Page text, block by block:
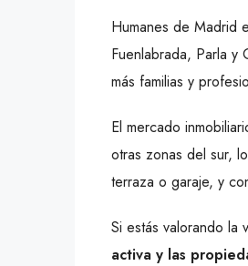
Humanes de Madrid
Fuenlabrada, Parla
más familias y
El mercado
otras zonas del sur,
terraza o garaje, y
Si estás valorando la
activa y las